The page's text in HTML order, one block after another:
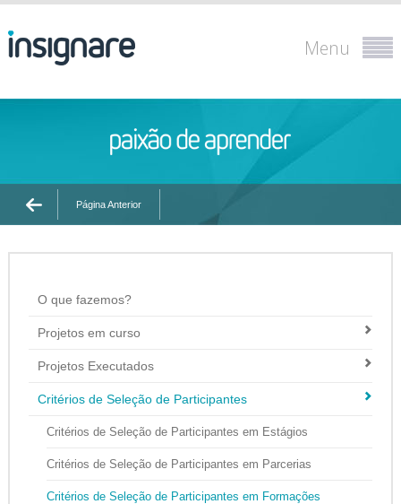
Menu
Página Anterior
O que fazemos?
Projetos em curso
Projetos Executados
Critérios de Seleção de Participantes
Critérios de Seleção de Participantes em Estágios
Critérios de Seleção de Participantes em Parcerias
Critérios de Seleção de Participantes em Formações